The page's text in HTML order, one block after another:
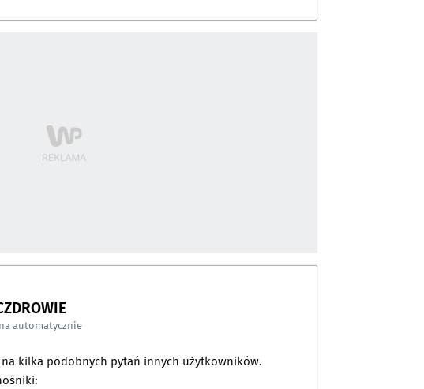
automatycznie
kilka podobnych pytań innych użytkowników.